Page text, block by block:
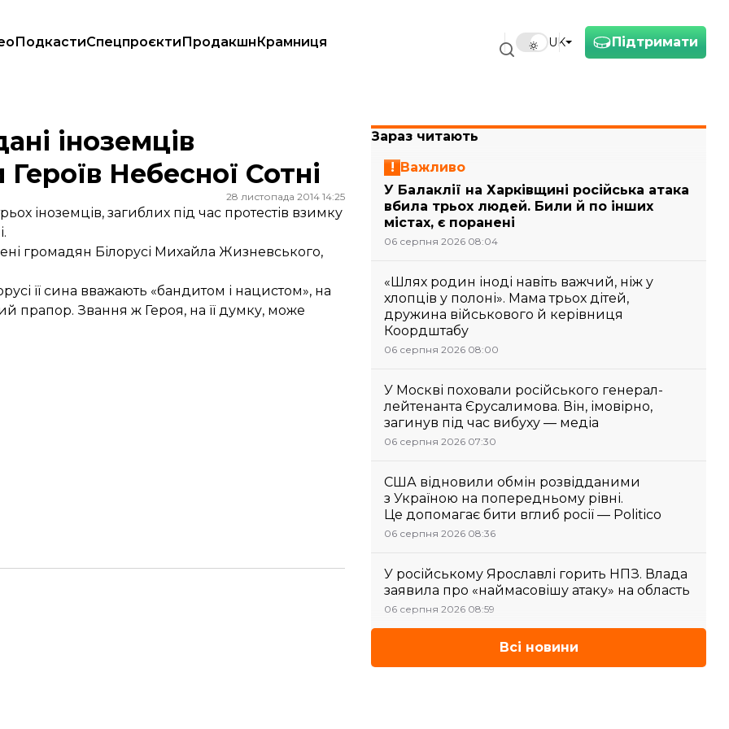
Підтримати
UK
ПодкастиСпецпроєктиПродакшнКрамниця
Сотні
іноземців
Небесної Сотні
28 листопада 2014 14:25
іноземців, загиблих під час протестів взимку
громадян Білорусі Михайла Жизневського,
її сина вважають «бандитом і нацистом», на
прапор. Звання ж Героя, на її думку, може
Зараз читають
Важливо
У Балаклії на Харківщині російська атака
вбила трьох людей. Били й по інших
містах, є поранені
06 серпня 2026 08:04
«Шлях родин іноді навіть важчий, ніж у
хлопців у полоні». Мама трьох дітей,
дружина військового й керівниця
Коордштабу
06 серпня 2026 08:00
У Москві поховали російського генерал-
лейтенанта Єрусалимова. Він, імовірно,
загинув під час вибуху — медіа
06 серпня 2026 07:30
США відновили обмін розвідданими
з Україною на попередньому рівні.
Це допомагає бити вглиб росії — Politico
06 серпня 2026 08:36
У російському Ярославлі горить НПЗ. Влада
заявила про «наймасовішу атаку» на область
06 серпня 2026 08:59
Всі новини